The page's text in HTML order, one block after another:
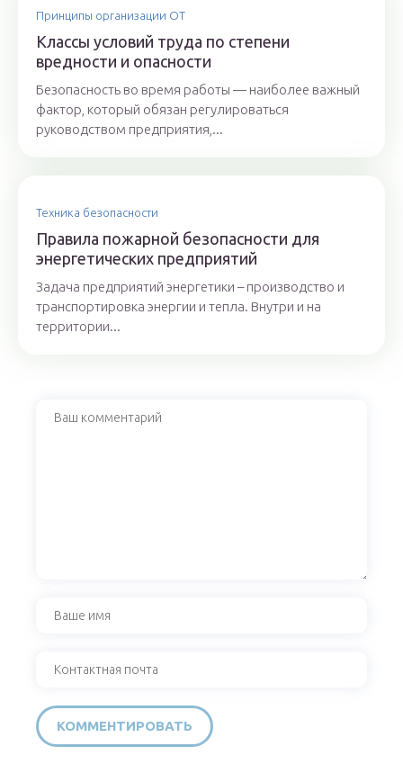
Принципы организации ОТ
Классы условий труда по степени
вредности и опасности
Безопасность во время работы — наиболее важный
фактор, который обязан регулироваться
руководством предприятия,...
Техника безопасности
Правила пожарной безопасности для
энергетических предприятий
Задача предприятий энергетики – производство и
транспортировка энергии и тепла. Внутри и на
территории...